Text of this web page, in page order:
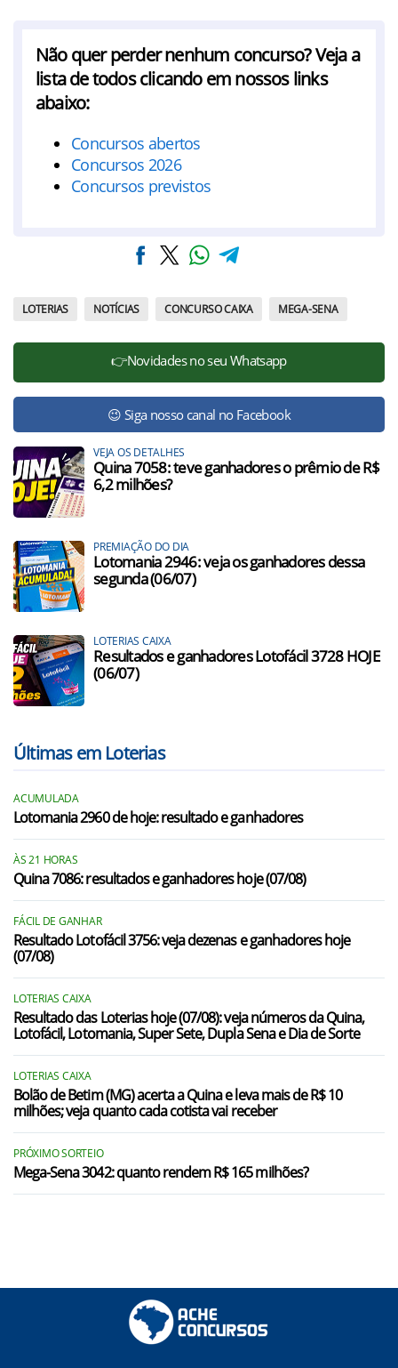
Não quer perder nenhum concurso? Veja a
lista de todos clicando em nossos links
abaixo:
Concursos abertos
Concursos 2026
Concursos previstos
LOTERIAS NOTÍCIAS CONCURSO CAIXA MEGA-SENA
👉Novidades no seu Whatsapp
😉 Siga nosso canal no Facebook
VEJA OS DETALHES
Quina 7058: teve ganhadores o prêmio de R$
6,2 milhões?
PREMIAÇÃO DO DIA
Lotomania 2946: veja os ganhadores dessa
segunda (06/07)
LOTERIAS CAIXA
Resultados e ganhadores Lotofácil 3728 HOJE
(06/07)
Últimas em Loterias
ACUMULADA
Lotomania 2960 de hoje: resultado e ganhadores
ÀS 21 HORAS
Quina 7086: resultados e ganhadores hoje (07/08)
FÁCIL DE GANHAR
Resultado Lotofácil 3756: veja dezenas e ganhadores hoje
(07/08)
LOTERIAS CAIXA
Resultado das Loterias hoje (07/08): veja números da Quina,
Lotofácil, Lotomania, Super Sete, Dupla Sena e Dia de Sorte
LOTERIAS CAIXA
Bolão de Betim (MG) acerta a Quina e leva mais de R$ 10
milhões; veja quanto cada cotista vai receber
PRÓXIMO SORTEIO
Mega-Sena 3042: quanto rendem R$ 165 milhões?